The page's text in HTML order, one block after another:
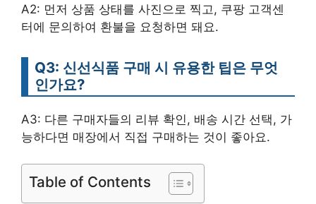
A2: 먼저 상품 상태를 사진으로 찍고, 쿠팡 고객센
터에 문의하여 환불을 요청하면 돼요.
Q3: 신선식품 구매 시 유용한 팁은 무엇
인가요?
A3: 다른 구매자들의 리뷰 확인, 배송 시간 선택, 가
능하다면 매장에서 직접 구매하는 것이 좋아요.
Table of Contents